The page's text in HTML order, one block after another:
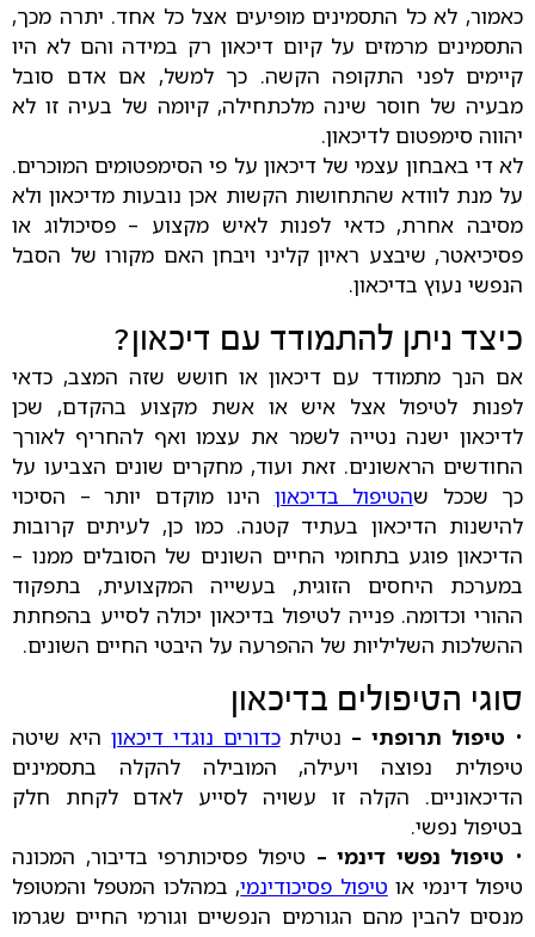
כאמור, לא כל התסמינים מופיעים אצל כל אחד. יתרה מכך,
התסמינים מרמזים על קיום דיכאון רק במידה והם לא היו
קיימים לפני התקופה הקשה. כך למשל, אם אדם סובל
מבעיה של חוסר שינה מלכתחילה, קיומה של בעיה זו לא
יהווה סימפטום לדיכאון.
לא די באבחון עצמי של דיכאון על פי הסימפטומים המוכרים.
על מנת לוודא שהתחושות הקשות אכן נובעות מדיכאון ולא
מסיבה אחרת, כדאי לפנות לאיש מקצוע – פסיכולוג או
פסיכיאטר, שיבצע ראיון קליני ויבחן האם מקורו של הסבל
הנפשי נעוץ בדיכאון.
כיצד ניתן להתמודד עם דיכאון?
אם הנך מתמודד עם דיכאון או חושש שזה המצב, כדאי
לפנות לטיפול אצל איש או אשת מקצוע בהקדם, שכן
לדיכאון ישנה נטייה לשמר את עצמו ואף להחריף לאורך
החודשים הראשונים. זאת ועוד, מחקרים שונים הצביעו על
כך שככל שהטיפול בדיכאון הינו מוקדם יותר – הסיכוי
להישנות הדיכאון בעתיד קטנה. כמו כן, לעיתים קרובות
הדיכאון פוגע בתחומי החיים השונים של הסובלים ממנו –
במערכת היחסים הזוגית, בעשייה המקצועית, בתפקוד
ההורי וכדומה. פנייה לטיפול בדיכאון יכולה לסייע בהפחתת
ההשלכות השליליות של ההפרעה על היבטי החיים השונים.
סוגי הטיפולים בדיכאון
• טיפול תרופתי – נטילתכדורים נוגדי דיכאון היא שיטה
טיפולית נפוצה ויעילה, המובילה להקלה בתסמינים
הדיכאוניים. הקלה זו עשויה לסייע לאדם לקחת חלק
בטיפול נפשי.
• טיפול נפשי דינמי – טיפול פסיכותרפי בדיבור, המכונה
טיפול דינמי או טיפול פסיכודינמי, במהלכו המטפל והמטופל
מנסים להבין מהם הגורמים הנפשיים וגורמי החיים שגרמו